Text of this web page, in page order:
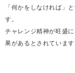
「何かをしなければ」
す。
チャレンジ精神が旺盛
果があるとされています